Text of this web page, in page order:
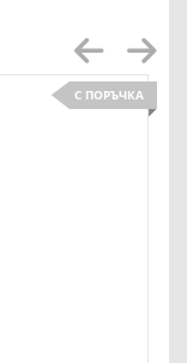
С ПОРЪЧКА